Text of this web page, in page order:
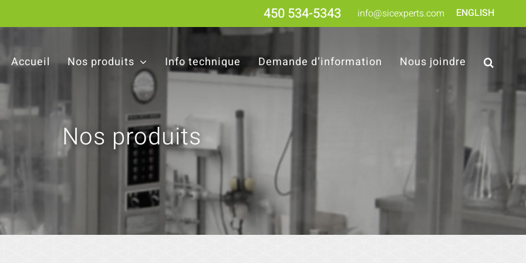
ENGLISH
450 534-5343 info@sicexperts.com
Accueil Nos produits Info technique Demande d’information Nous joindre
Nos produits